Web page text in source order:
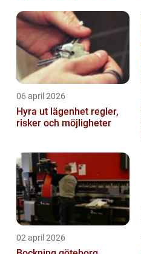
06 april 2026
Hyra ut lägenhet regler,
risker och möjligheter
02 april 2026